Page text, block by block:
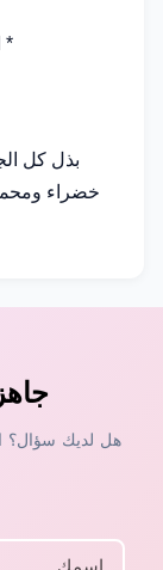
*
بذل كل
خضراء
هل لديك سؤال؟